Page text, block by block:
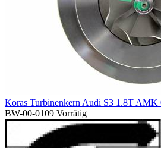
Koras Turbinenkern Audi S3 1.8T
BW-00-0109 Vorrätig